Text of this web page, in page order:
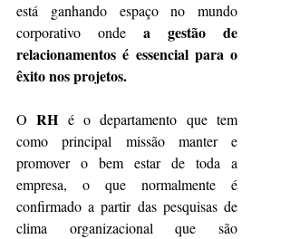
está ganhando espaço no mundo
corporativo onde a gestão de
relacionamentos é essencial para o
êxito nos projetos.
O RH é o departamento que tem
como principal missão manter e
promover o bem estar de toda a
empresa, o que normalmente é
confirmado a partir das pesquisas de
clima organizacional que são